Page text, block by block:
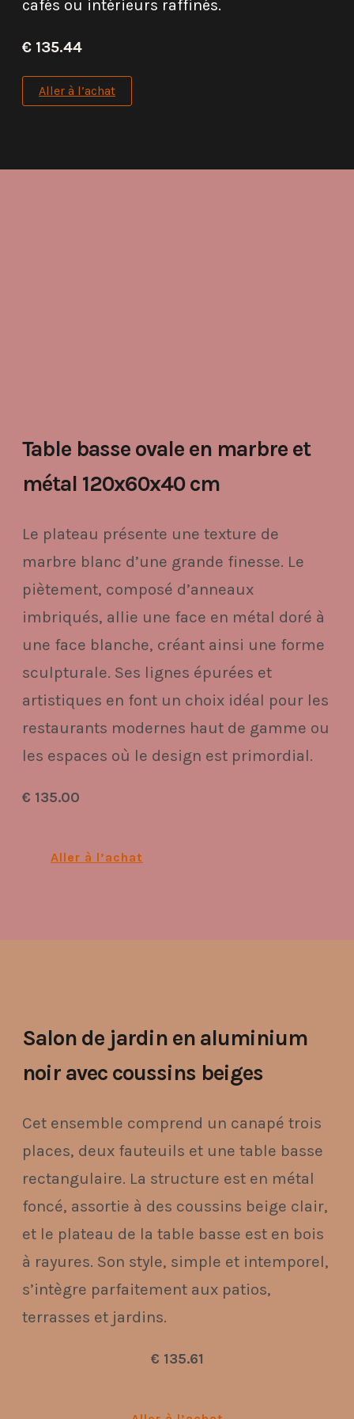
cafés ou intérieurs raffinés.
€ 135.44
Aller à l’achat
Table basse ovale en marbre et
métal 120x60x40 cm
Le plateau présente une texture de
marbre blanc d’une grande finesse. Le
piètement, composé d’anneaux
imbriqués, allie une face en métal doré à
une face blanche, créant ainsi une forme
sculpturale. Ses lignes épurées et
artistiques en font un choix idéal pour les
restaurants modernes haut de gamme ou
les espaces où le design est primordial.
€ 135.00
Aller à l’achat
Salon de jardin en aluminium
noir avec coussins beiges
Cet ensemble comprend un canapé trois
places, deux fauteuils et une table basse
rectangulaire. La structure est en métal
foncé, assortie à des coussins beige clair,
et le plateau de la table basse est en bois
à rayures. Son style, simple et intemporel,
s’intègre parfaitement aux patios,
terrasses et jardins.
€ 135.61